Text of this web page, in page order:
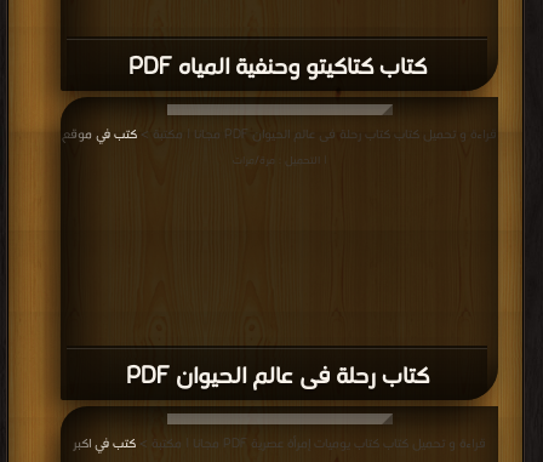
كتاب كتاكيتو وحنفية المياه PDF
كتاب رحلة فى عالم الحيوان PDF
قراءة و تحميل كتاب كتاب رحلة فى عالم الحيوان PDF مجانا | مكتبة > كتب في موقع
| التحميل : مرة/مرات
قراءة و تحميل كتاب كتاب يوميات إمرأة عصرية PDF مجانا | مكتبة >
كتب في اكبر